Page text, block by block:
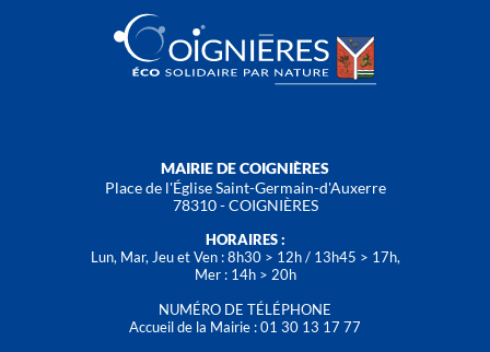
MAIRIE DE COIGNIÈRES
Place de l'Église Saint-Germain-d'Auxerre
78310 - COIGNIÈRES
HORAIRES :
Lun, Mar, Jeu et Ven : 8h30 > 12h / 13h45 > 17h,
Mer : 14h > 20h
NUMÉRO DE TÉLÉPHONE
Accueil de la Mairie : 01 30 13 17 77